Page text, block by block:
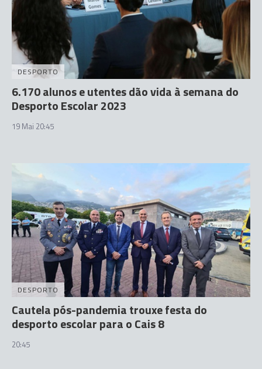
DESPORTO
6.170 alunos e utentes dão vida à semana do
Desporto Escolar 2023
19 Mai 20:45
DESPORTO
Cautela pós-pandemia trouxe festa do
desporto escolar para o Cais 8
20:45